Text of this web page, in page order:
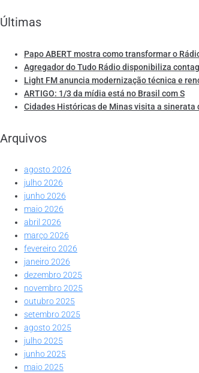
Últimas
Papo ABERT mostra como transformar o
Agregador do Tudo Rádio disponibiliza
Light FM anuncia modernização técnica e
ARTIGO: 1/3 da mídia está no Brasil com S
Cidades Históricas de Minas visita a sinerata
Arquivos
agosto 2026
julho 2026
junho 2026
maio 2026
abril 2026
março 2026
fevereiro 2026
janeiro 2026
dezembro 2025
novembro 2025
outubro 2025
setembro 2025
agosto 2025
julho 2025
junho 2025
maio 2025